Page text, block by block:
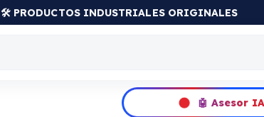
🛠️ PRODUCTOS INDUSTRIALES ORIGINALES
🤖 Asesor